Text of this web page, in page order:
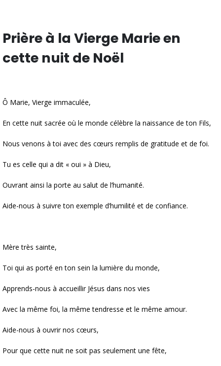
Prière à la Vierge Marie en
cette nuit de Noël
Ô Marie, Vierge immaculée,
En cette nuit sacrée où le monde célèbre la naissance de ton Fils,
Nous venons à toi avec des cœurs remplis de gratitude et de foi.
Tu es celle qui a dit « oui » à Dieu,
Ouvrant ainsi la porte au salut de l’humanité.
Aide-nous à suivre ton exemple d’humilité et de confiance.
Mère très sainte,
Toi qui as porté en ton sein la lumière du monde,
Apprends-nous à accueillir Jésus dans nos vies
Avec la même foi, la même tendresse et le même amour.
Aide-nous à ouvrir nos cœurs,
Pour que cette nuit ne soit pas seulement une fête,